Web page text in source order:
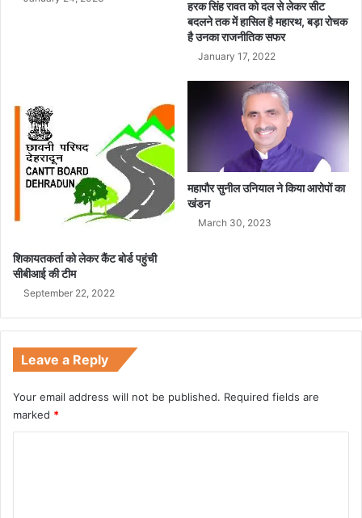
हरक सिंह रावत को दल से लेकर सीट
बदलने तक में हासिल है महारथ, बड़ा रोचक
है उनका राजनीतिक सफर
January 17, 2022
शिकायतकर्ता को लेकर कैंट बोर्ड पहुंची
सीबीआई की टीम
September 22, 2022
महापौर सुनील उनियाल ने किया आरोपों का
खंडन
March 30, 2023
Leave a Reply
Your email address will not be published. Required fields are
marked *